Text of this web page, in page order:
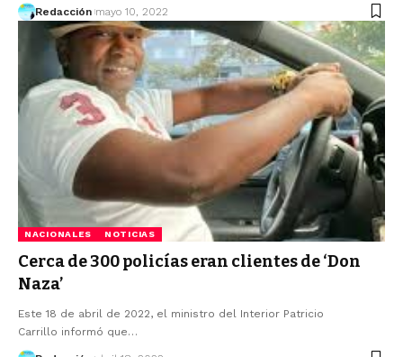
Redacción mayo 10, 2022
NACIONALES NOTICIAS
Cerca de 300 policías eran clientes de ‘Don
Naza’
Este 18 de abril de 2022, el ministro del Interior Patricio
Carrillo informó que…